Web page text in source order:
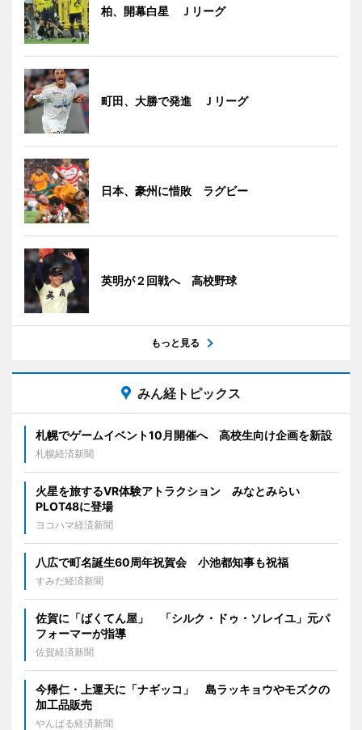
柏、開幕白星 Ｊリーグ
町田、大勝で発進 Ｊリーグ
日本、豪州に惜敗 ラグビー
英明が２回戦へ 高校野球
もっと見る
みん経トピックス
札幌でゲームイベント10月開催へ 高校生向け企画を新設
札幌経済新聞
火星を旅するVR体験アトラクション みなとみらい
PLOT48に登場
ヨコハマ経済新聞
八広で町名誕生60周年祝賀会 小池都知事も祝福
すみだ経済新聞
佐賀に「ばくてん屋」 「シルク・ドゥ・ソレイユ」元パ
フォーマーが指導
佐賀経済新聞
今帰仁・上運天に「ナギッコ」 島ラッキョウやモズクの
加工品販売
やんばる経済新聞